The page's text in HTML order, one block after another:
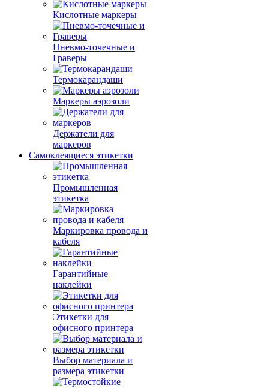
Кислотные маркеры
Пневмо-точечные и
Граверы
Термокарандаши
Маркеры аэрозоли
Держатели для
маркеров
Самоклеящиеся этикетки
Промышленная
этикетка
Маркировка провода и
кабеля
Гарантийные
наклейки
Этикетки для
офисного принтера
Выбор материала и
размера этикетки